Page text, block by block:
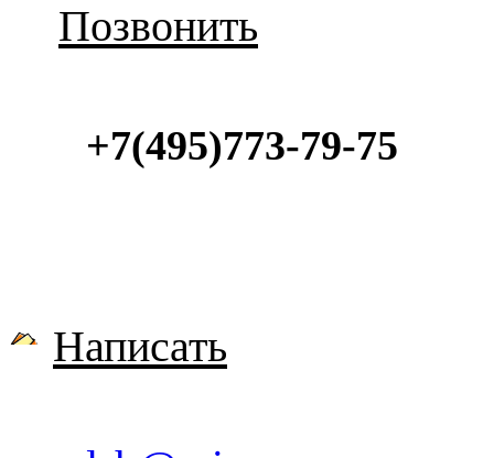
Позвонить
+7(495)773-79-75
Написать